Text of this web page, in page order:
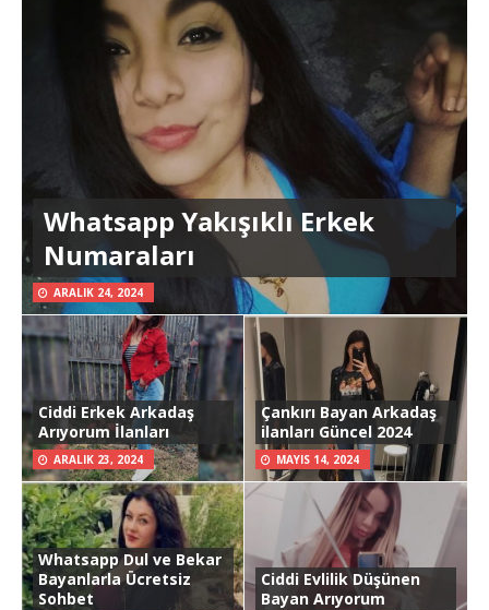
Whatsapp Yakışıklı Erkek
Numaraları
ARALIK 24, 2024
Ciddi Erkek Arkadaş
Arıyorum İlanları
ARALIK 23, 2024
Çankırı Bayan Arkadaş
ilanları Güncel 2024
MAYIS 14, 2024
Whatsapp Dul ve Bekar
Bayanlarla Ücretsiz
Sohbet
Ciddi Evlilik Düşünen
Bayan Arıyorum